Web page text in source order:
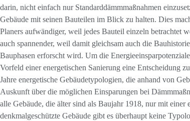
darin, nicht einfach nur Standarddämmmaßnahmen
Gebäude mit seinen Bauteilen im Blick zu halten. Dies
Planers aufwändiger, weil jedes Bauteil einzeln betrachtet
auch spannender, weil damit gleichsam auch die
Bauphasen erforscht wird. Um die
Vorfeld einer energetischen Sanierung eine Entscheidung
Jahre energetische Gebäudetypologien, die anhand von
Auskunft über die möglichen Einsparungen bei
alle Gebäude, die älter sind als Baujahr 1918, nur mit einer
denkmalgeschützte Gebäude gibt es überhaupt keine